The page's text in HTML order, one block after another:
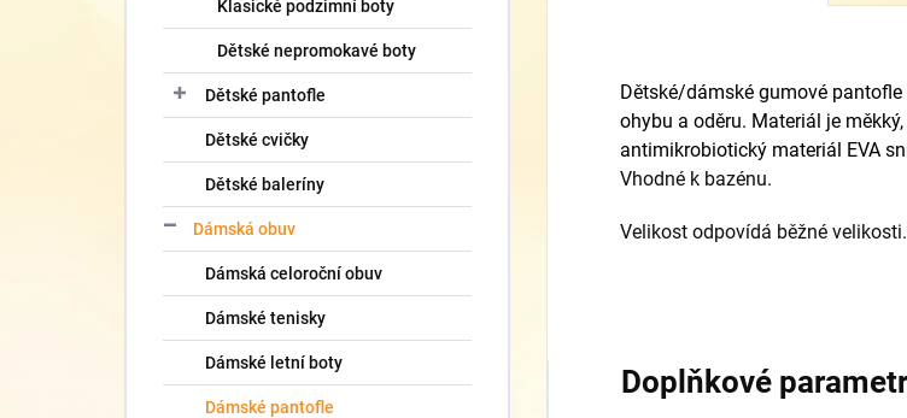
Klasické podzimní boty
Dětské nepromokavé boty
Dětské pantofle
Dětské cvičky
Dětské baleríny
Dámská obuv
Dámská celoroční obuv
Dámské tenisky
Dámské letní boty
Dámské pantofle
Dětské/dámské gumové
ohybu a oděru. Materiál je
antimikrobiotický materiál EVA
Vhodné k bazénu.
Velikost odpovídá běžné velikosti.
Doplňkové